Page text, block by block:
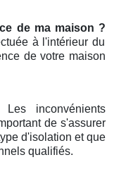
de ma maison ?
à l'intérieur du
de votre maison
Les inconvénients
de s'assurer
d'isolation et que
qualifiés.